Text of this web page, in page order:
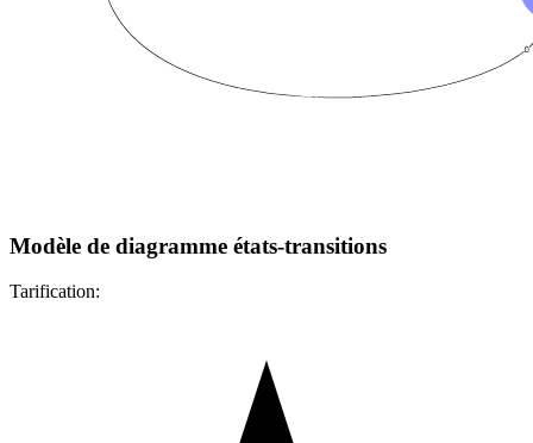
Modèle de diagramme états-transitions
Tarification: